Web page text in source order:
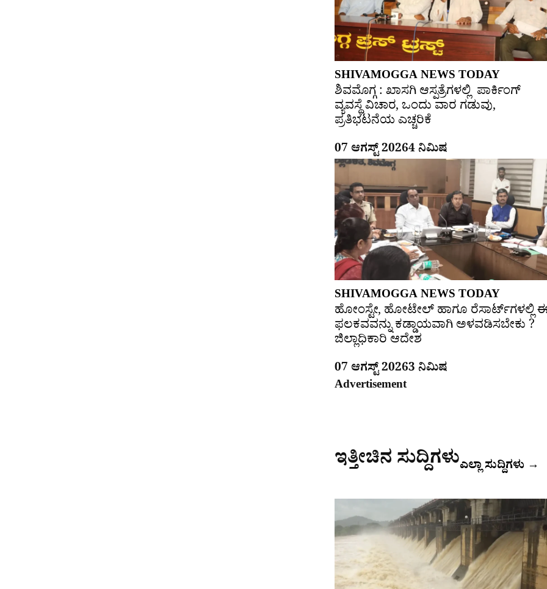
SHIVAMOGGA NEWS TODAY
ಶಿವಮೊಗ್ಗ : ಖಾಸಗಿ ಆಸ್ಪತ್ರೆಗಳಲ್ಲಿ ಪಾರ್ಕಿಂಗ್​
ವ್ಯವಸ್ಥೆ ವಿಚಾರ, ಒಂದು ವಾರ ಗಡುವು,
ಪ್ರತಿಭಟನೆಯ ಎಚ್ಚರಿಕೆ
07 ಆಗಸ್ಟ್ 20264 ನಿಮಿಷ
SHIVAMOGGA NEWS TODAY
ಹೋಂಸ್ಟೇ, ಹೋಟೇಲ್ ಹಾಗೂ ರೆಸಾರ್ಟ್‌ಗಳಲ್ಲಿ
ಫಲಕವವನ್ನು ಕಡ್ಡಾಯವಾಗಿ ಅಳವಡಿಸಬೇಕು ?
ಜಿಲ್ಲಾಧಿಕಾರಿ ಆದೇಶ
07 ಆಗಸ್ಟ್ 20263 ನಿಮಿಷ
Advertisement
ಇತ್ತೀಚಿನ ಸುದ್ದಿಗಳುಎಲ್ಲಾ ಸುದ್ದಿಗಳು →